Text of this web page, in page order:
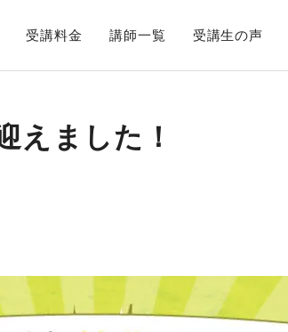
受講料金 講師一覧 受講生の声
えました！